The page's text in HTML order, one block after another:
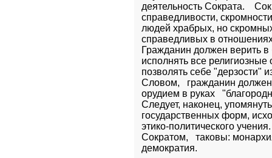
деятельность Сократа.
справедливости,
людей храбрых, но
справедливых в
Гражданин должен верить в
исполнять все религиозные
позволять себе "дерзости"
Словом,   гражданин
орудием в руках
Следует, наконец,
государственных форм,
этико-политического
Сократом,   таковы:
демократия.